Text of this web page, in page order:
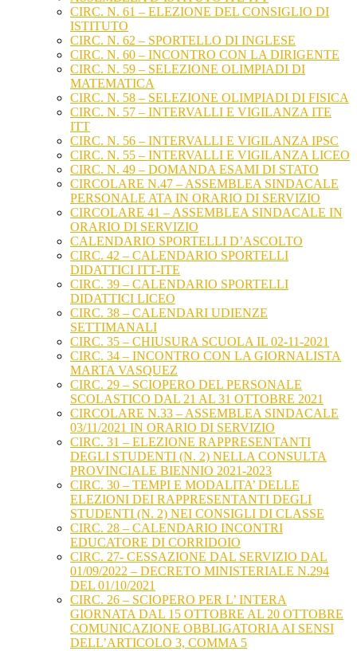
CIRC. N. 61 – ELEZIONE DEL CONSIGLIO DI
ISTITUTO
CIRC. N. 62 – SPORTELLO DI INGLESE
CIRC. N. 60 – INCONTRO CON LA DIRIGENTE
CIRC. N. 59 – SELEZIONE OLIMPIADI DI
MATEMATICA
CIRC. N. 58 – SELEZIONE OLIMPIADI DI FISICA
CIRC. N. 57 – INTERVALLI E VIGILANZA ITE
ITT
CIRC. N. 56 – INTERVALLI E VIGILANZA IPSC
CIRC. N. 55 – INTERVALLI E VIGILANZA LICEO
CIRC. N. 49 – DOMANDA ESAMI DI STATO
CIRCOLARE N.47 – ASSEMBLEA SINDACALE
PERSONALE ATA IN ORARIO DI SERVIZIO
CIRCOLARE 41 – ASSEMBLEA SINDACALE IN
ORARIO DI SERVIZIO
CALENDARIO SPORTELLI D’ASCOLTO
CIRC. 42 – CALENDARIO SPORTELLI
DIDATTICI ITT-ITE
CIRC. 39 – CALENDARIO SPORTELLI
DIDATTICI LICEO
CIRC. 38 – CALENDARI UDIENZE
SETTIMANALI
CIRC. 35 – CHIUSURA SCUOLA IL 02-11-2021
CIRC. 34 – INCONTRO CON LA GIORNALISTA
MARTA VASQUEZ
CIRC. 29 – SCIOPERO DEL PERSONALE
SCOLASTICO DAL 21 AL 31 OTTOBRE 2021
CIRCOLARE N.33 – ASSEMBLEA SINDACALE
03/11/2021 IN ORARIO DI SERVIZIO
CIRC. 31 – ELEZIONE RAPPRESENTANTI
DEGLI STUDENTI (N. 2) NELLA CONSULTA
PROVINCIALE BIENNIO 2021-2023
CIRC. 30 – TEMPI E MODALITA’ DELLE
ELEZIONI DEI RAPPRESENTANTI DEGLI
STUDENTI (N. 2) NEI CONSIGLI DI CLASSE
CIRC. 28 – CALENDARIO INCONTRI
EDUCATORE DI CORRIDOIO
CIRC. 27- CESSAZIONE DAL SERVIZIO DAL
01/09/2022 – DECRETO MINISTERIALE N.294
DEL 01/10/2021
CIRC. 26 – SCIOPERO PER L’ INTERA
GIORNATA DAL 15 OTTOBRE AL 20 OTTOBRE
COMUNICAZIONE OBBLIGATORIA AI SENSI
DELL’ARTICOLO 3, COMMA 5